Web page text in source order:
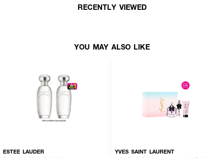
RECENTLY VIEWED
YOU MAY ALSO LIKE
ESTEE LAUDER
YVES SAINT LAURENT